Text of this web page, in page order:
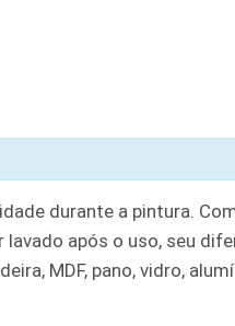
durante a pintura.
após o uso, seu
MDF, pano, vidro,